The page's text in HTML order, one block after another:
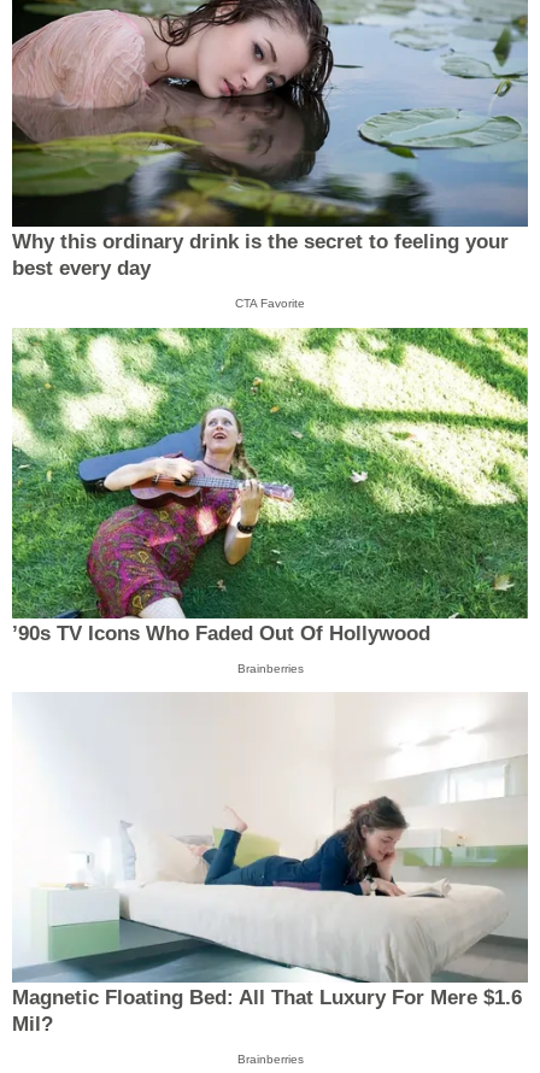
Why this ordinary drink is the secret to feeling your
best every day
CTA Favorite
’90s TV Icons Who Faded Out Of Hollywood
Brainberries
Magnetic Floating Bed: All That Luxury For Mere $1.6
Mil?
Brainberries